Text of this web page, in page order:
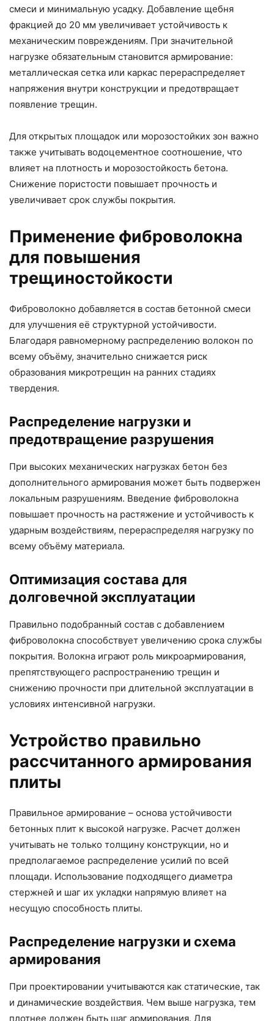
смеси и минимальную усадку. Добавление щебня
фракцией до 20 мм увеличивает устойчивость к
механическим повреждениям. При значительной
нагрузке обязательным становится армирование:
металлическая сетка или каркас перераспределяет
напряжения внутри конструкции и предотвращает
появление трещин.
Для открытых площадок или морозостойких зон важно
также учитывать водоцементное соотношение, что
влияет на плотность и морозостойкость бетона.
Снижение пористости повышает прочность и
увеличивает срок службы покрытия.
Применение фиброволокна
для повышения
трещиностойкости
Фиброволокно добавляется в состав бетонной смеси
для улучшения её структурной устойчивости.
Благодаря равномерному распределению волокон по
всему объёму, значительно снижается риск
образования микротрещин на ранних стадиях
твердения.
Распределение нагрузки и
предотвращение разрушения
При высоких механических нагрузках бетон без
дополнительного армирования может быть подвержен
локальным разрушениям. Введение фиброволокна
повышает прочность на растяжение и устойчивость к
ударным воздействиям, перераспределяя нагрузку по
всему объёму материала.
Оптимизация состава для
долговечной эксплуатации
Правильно подобранный состав с добавлением
фиброволокна способствует увеличению срока службы
покрытия. Волокна играют роль микроармирования,
препятствующего распространению трещин и
снижению прочности при длительной эксплуатации в
условиях интенсивной нагрузки.
Устройство правильно
рассчитанного армирования
плиты
Правильное армирование – основа устойчивости
бетонных плит к высокой нагрузке. Расчет должен
учитывать не только толщину конструкции, но и
предполагаемое распределение усилий по всей
площади. Использование подходящего диаметра
стержней и шаг их укладки напрямую влияет на
несущую способность плиты.
Распределение нагрузки и схема
армирования
При проектировании учитываются как статические, так
и динамические воздействия. Чем выше нагрузка, тем
плотнее должен быть шаг армирования. Для